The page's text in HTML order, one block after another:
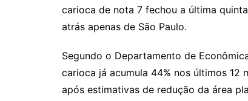
Porangatu
Rialma
Rubiataba
carioca de nota 7 fechou a última
atrás apenas de São Paulo.
Segundo o Departamento de
carioca já acumula 44% nos últimos 12
após estimativas de redução da área